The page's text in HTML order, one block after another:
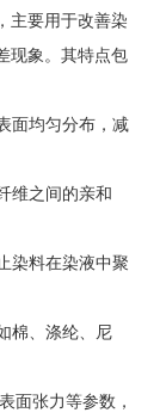
主要用于改善染
现象。其特点包
面均匀分布，减
维之间的亲和
染料在染液中聚
棉、涤纶、尼
面张力等参数，